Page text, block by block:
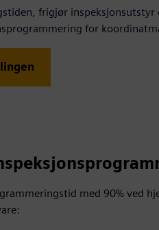
frigjør
for
med 90% ved